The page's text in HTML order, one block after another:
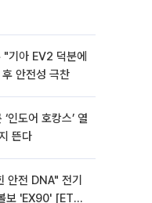
기아 EV2 덕분에
안전성 극찬
인도어 호캉스’ 열
뜬다
안전 DNA" 전기
보 'EX90' [ET의